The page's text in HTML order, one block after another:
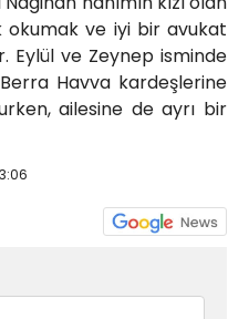
okumak ve iyi bir avukat
Eylül ve Zeynep isminde
Havva kardeşlerine
ailesine de ayrı bir